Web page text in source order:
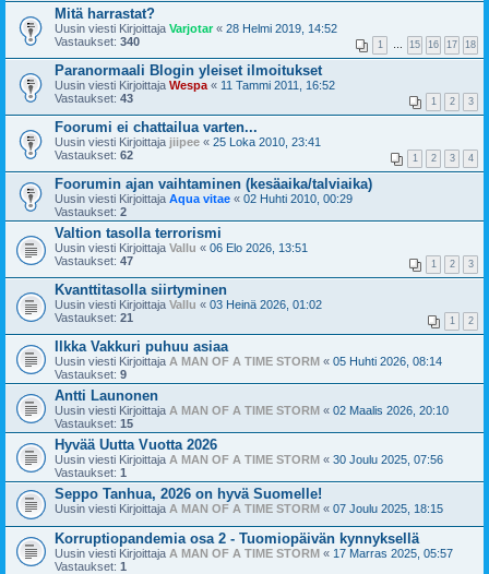
Mitä harrastat?
Uusin viesti Kirjoittaja Varjotar« 28 Helmi 2019, 14:52
Vastaukset: 340 1 15 16 17 18
Paranormaali Blogin yleiset ilmoitukset
Uusin viesti Kirjoittaja Wespa « 11 Tammi 2011, 16:52
Vastaukset: 43 1 2 3
Foorumi ei chattailua varten...
Uusin viesti Kirjoittaja jiipee « 25 Loka 2010, 23:41
Vastaukset: 62 1 2 3 4
Foorumin ajan vaihtaminen (kesäaika/talviaika)
Uusin viesti Kirjoittaja Aqua vitae « 02 Huhti 2010, 00:29
Vastaukset: 2
Valtion tasolla terrorismi
Uusin viesti Kirjoittaja Vallu « 06 Elo 2026, 13:51
Vastaukset: 47 1 2 3
Kvanttitasolla siirtyminen
Uusin viesti Kirjoittaja Vallu « 03 Heinä 2026, 01:02
Vastaukset: 21 1 2
Ilkka Vakkuri puhuu asiaa
Uusin viesti Kirjoittaja A MAN OF A TIME STORM « 05 Huhti 2026, 08:14
Vastaukset: 9
Antti Launonen
Uusin viesti Kirjoittaja A MAN OF A TIME STORM « 02 Maalis 2026, 20:10
Vastaukset: 15
Hyvää Uutta Vuotta 2026
Uusin viesti Kirjoittaja A MAN OF A TIME STORM « 30 Joulu 2025, 07:56
Vastaukset: 1
Seppo Tanhua, 2026 on hyvä Suomelle!
Uusin viesti Kirjoittaja A MAN OF A TIME STORM « 07 Joulu 2025, 18:15
Korruptiopandemia osa 2 - Tuomiopäivän kynnyksellä
Uusin viesti Kirjoittaja A MAN OF A TIME STORM « 17 Marras 2025, 05:57
Vastaukset: 1